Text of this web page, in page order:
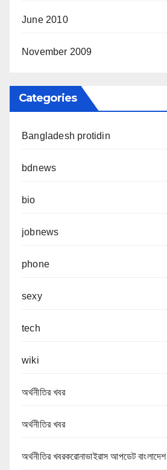
June 2010
November 2009
Categories
Bangladesh protidin
bdnews
bio
jobnews
phone
sexy
tech
wiki
অর্থনীতির খবর
অর্থনীতির খবর
অর্থনীতির খবরকরোনাভাইরাস আপডেট বাংলাদেশ